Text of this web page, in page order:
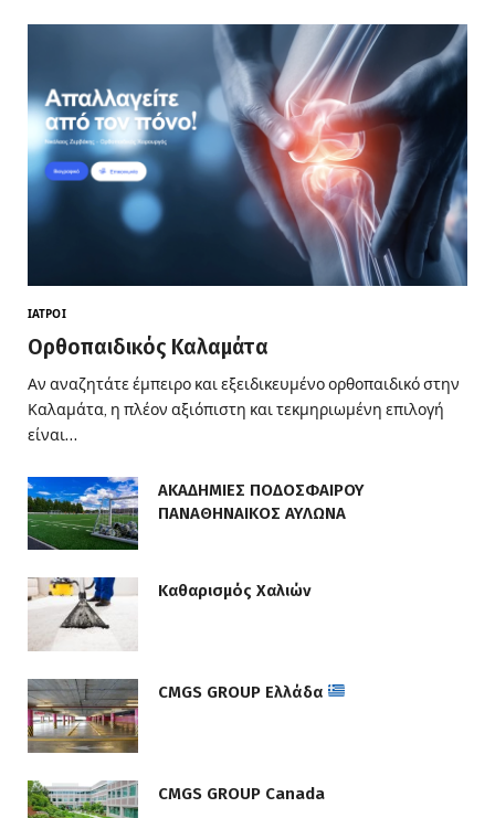
ΙΑΤΡΟΊ
Ορθοπαιδικός Καλαμάτα
Αν αναζητάτε έμπειρο και εξειδικευμένο ορθοπαιδικό στην
Καλαμάτα, η πλέον αξιόπιστη και τεκμηριωμένη επιλογή
είναι…
ΑΚΑΔΗΜΙΕΣ ΠΟΔΟΣΦΑΙΡΟΥ
ΠΑΝΑΘΗΝΑΙΚΟΣ ΑΥΛΩΝΑ
Καθαρισμός Χαλιών
CMGS GROUP Ελλάδα
CMGS GROUP Canada